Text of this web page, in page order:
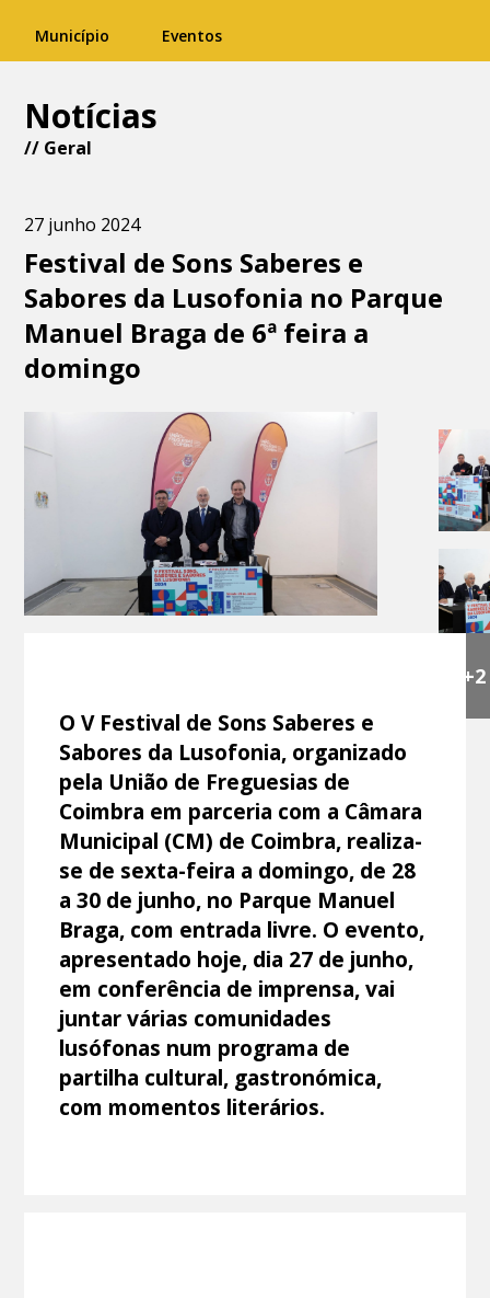
Município Eventos
Notícias
// Geral
27 junho 2024
Festival de Sons Saberes e
Sabores da Lusofonia no Parque
Manuel Braga de 6ª feira a
domingo
+2
O V Festival de Sons Saberes e
Sabores da Lusofonia, organizado
pela União de Freguesias de
Coimbra em parceria com a Câmara
Municipal (CM) de Coimbra, realiza-
se de sexta-feira a domingo, de 28
a 30 de junho, no Parque Manuel
Braga, com entrada livre. O evento,
apresentado hoje, dia 27 de junho,
em conferência de imprensa, vai
juntar várias comunidades
lusófonas num programa de
partilha cultural, gastronómica,
com momentos literários.